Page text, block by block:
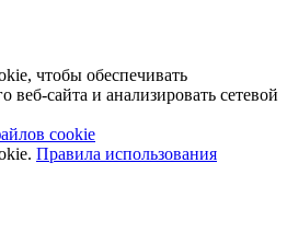
чтобы обеспечивать
веб-сайта и анализировать сетевой
cookie
Правила использования